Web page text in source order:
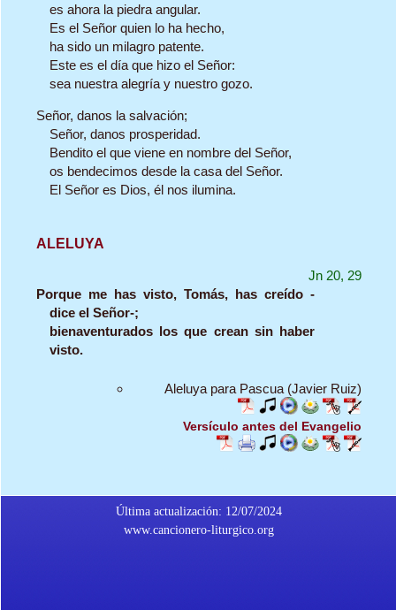
es ahora la piedra angular.
Es el Señor quien lo ha hecho,
ha sido un milagro patente.
Este es el día que hizo el Señor:
sea nuestra alegría y nuestro gozo.
Señor, danos la salvación;
Señor, danos prosperidad.
Bendito el que viene en nombre del Señor,
os bendecimos desde la casa del Señor.
El Señor es Dios, él nos ilumina.
ALELUYA
Jn 20, 29
Porque me has visto, Tomás, has creído -
dice el Señor-;
bienaventurados los que crean sin haber
visto.
Aleluya para Pascua (Javier Ruiz)
Versículo antes del Evangelio
Última actualización: 12/07/2024